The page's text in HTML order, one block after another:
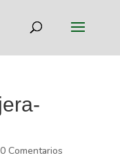
0 Comentarios